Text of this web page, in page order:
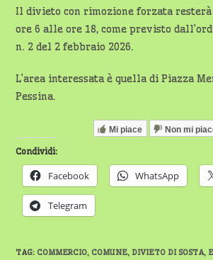
Il divieto con rimozione forzata
ore 6 alle ore 18, come previsto
n. 2 del 2 febbraio 2026.
L’area interessata è quella di Piazza
Pessina.
Mi piace Non mi
Condividi:
Facebook WhatsApp
Telegram
TAG: COMMERCIO, COMUNE, DIVIETO DI SOSTA,